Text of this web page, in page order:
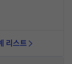
리스트